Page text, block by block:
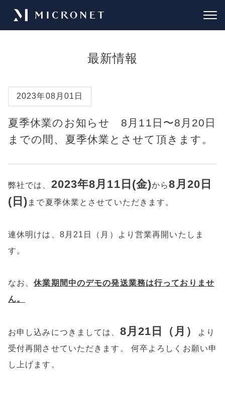
最新情報
2023年08月01日
夏季休業のお知らせ 8月11日〜8月20日
までの間、夏季休業とさせて頂きます。
弊社では、 2023年8月11日(金)から8月20日
(日) まで夏季休業とさせていただきます。
連休明けは、8月21日（月）より営業再開いたしま
す。
なお、休業期間中のデモの発送業務は行っておりませ
ん。
お申し込みにつきましては、 8月21日（月）
より
受付再開させていただきます。 何卒よろしくお願い申
し上げます。